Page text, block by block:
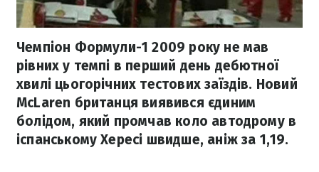
Чемпіон Формули-1 2009 року не мав
рівних у темпі в перший день дебютної
хвилі цьогорічних тестових заїздів. Новий
McLaren британця виявився єдиним
болідом, який промчав коло автодрому в
іспанському Хересі швидше, аніж за 1,19.